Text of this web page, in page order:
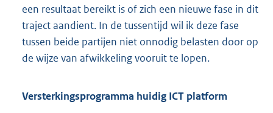
een resultaat bereikt is of zich een nieuwe fase in dit
traject aandient. In de tussentijd wil ik deze fase
tussen beide partijen niet onnodig belasten door op
de wijze van afwikkeling vooruit te lopen.
Versterkingsprogramma huidig ICT platform